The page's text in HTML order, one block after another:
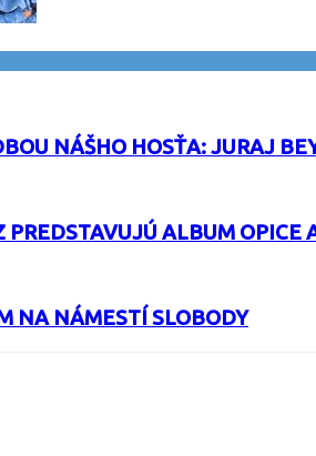
NÁŠHO HOSŤA: JURAJ
PREDSTAVUJÚ ALBUM OPICE
NA NÁMESTÍ SLOBODY